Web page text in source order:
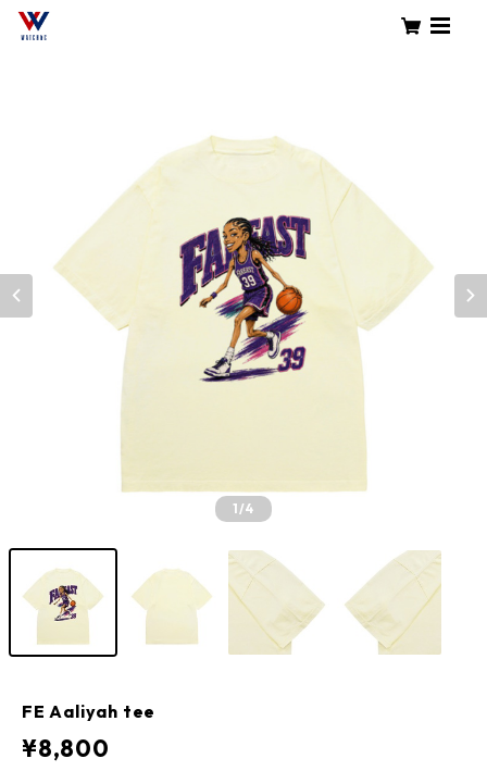
1/4
FE Aaliyah tee
¥8,800